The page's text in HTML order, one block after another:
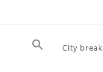
City break